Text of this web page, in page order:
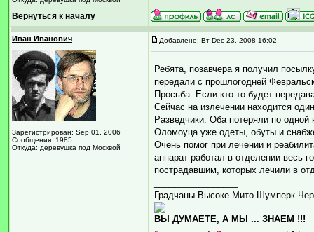
Вернуться к началу
Иван Иванович
Зарегистрирован: Sep 01, 2006
Сообщения: 1985
Откуда: деревушка под Москвой
Добавлено: Вт Dec 23, 2008 16:02
Ребята, позавчера я получил
передали с прошлогодней
Просьба. Если кто-то будет
Сейчас на излечении находится
Разведчики. Оба потеряли по
Оломоуца уже одеты, обуты и
Очень помог при лечении и
аппарат работал в отделении весь
пострадавшим, которых лечили в
Градчаны-Высоке Мито-Шумперк-
ВЫ ДУМАЕТЕ, А МЫ ... ЗНАЕМ !!!